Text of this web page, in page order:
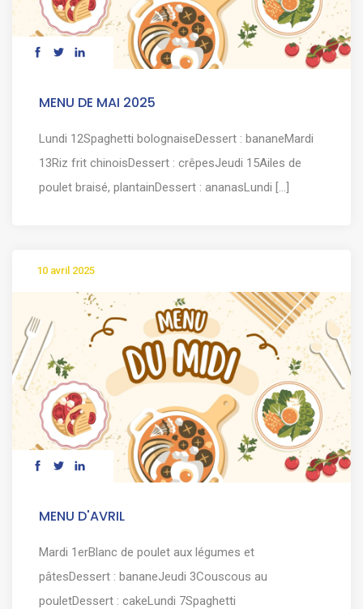
MENU DE MAI 2025
Lundi 12Spaghetti bolognaiseDessert : bananeMardi
13Riz frit chinoisDessert : crêpesJeudi 15Ailes de
poulet braisé, plantainDessert : ananasLundi [...]
10 avril 2025
MENU D'AVRIL
Mardi 1erBlanc de poulet aux légumes et
pâtesDessert : bananeJeudi 3Couscous au
pouletDessert : cakeLundi 7Spaghetti